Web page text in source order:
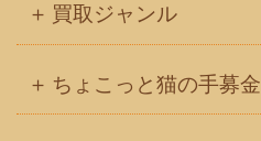
買取ジャンル
ちょこっと猫の手募金